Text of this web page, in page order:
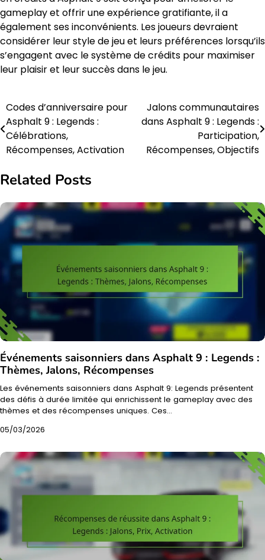
gameplay et offrir une expérience gratifiante, il a
également ses inconvénients. Les joueurs devraient
considérer leur style de jeu et leurs préférences lorsqu’ils
s’engagent avec le système de crédits pour maximiser
leur plaisir et leur succès dans le jeu.
Post
navigation
Codes d’anniversaire pour
Asphalt 9 : Legends :
Célébrations,
Récompenses, Activation
Jalons communautaires
dans Asphalt 9 : Legends :
Participation,
Récompenses, Objectifs
Related Posts
Événements saisonniers dans Asphalt 9 : Legends :
Thèmes, Jalons, Récompenses
Les événements saisonniers dans Asphalt 9: Legends présentent
des défis à durée limitée qui enrichissent le gameplay avec des
thèmes et des récompenses uniques. Ces…
05/03/2026